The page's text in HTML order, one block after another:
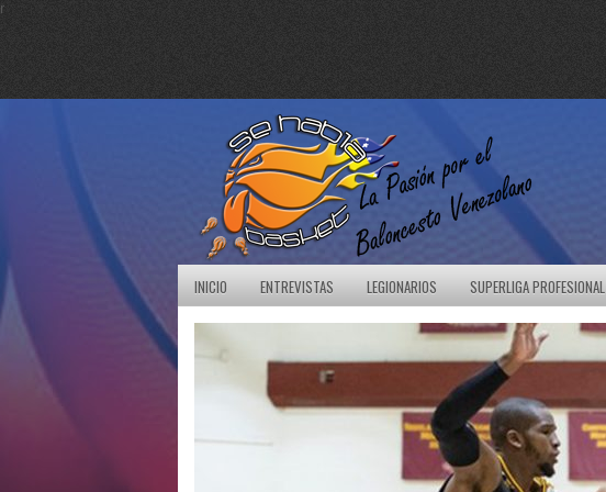
r
INICIO ENTREVISTAS LEGIONARIOS SUPERLIGA PROFESIONAL